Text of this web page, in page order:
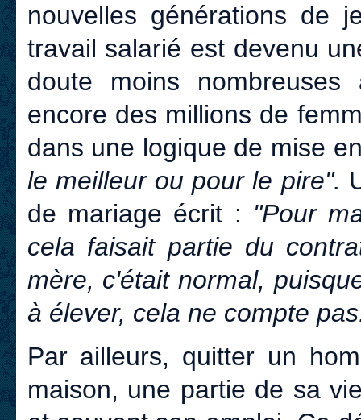
nouvelles générations de
travail salarié est devenu
doute moins
encore des millions de
dans une logique de mise
le meilleur ou pour le pire".
de mariage écrit : "Pour
cela faisait partie du
mère, c'était normal,
à élever, cela ne compte
Par ailleurs, quitter un
maison, une partie de sa